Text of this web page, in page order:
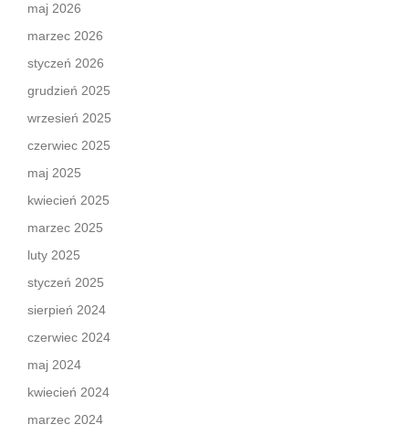
maj 2026
marzec 2026
styczeń 2026
grudzień 2025
wrzesień 2025
czerwiec 2025
maj 2025
kwiecień 2025
marzec 2025
luty 2025
styczeń 2025
sierpień 2024
czerwiec 2024
maj 2024
kwiecień 2024
marzec 2024